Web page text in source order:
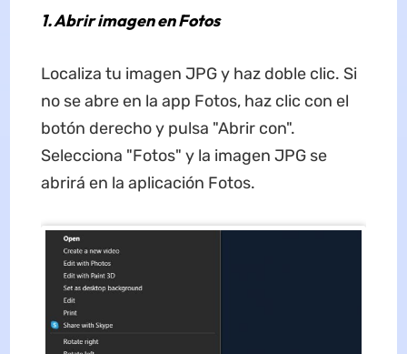
1. Abrir imagen en Fotos
Localiza tu imagen JPG y haz doble clic. Si
no se abre en la app Fotos, haz clic con el
botón derecho y pulsa "Abrir con".
Selecciona "Fotos" y la imagen JPG se
abrirá en la aplicación Fotos.